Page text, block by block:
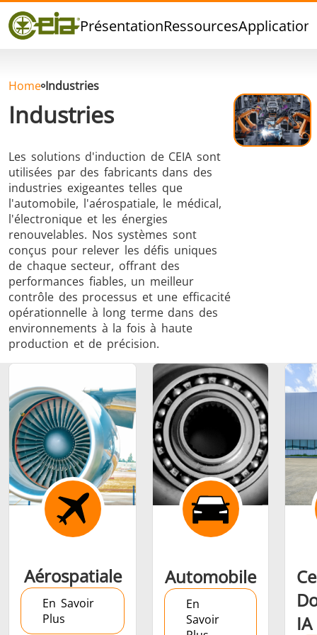
PrésentationRessources
Qualité
Événements
Brasage Argent Brasage Etain
Brasage
Aluminium
Thermoscellage
Frettage
Générateur et
Contrôleur
Générateurs
Home Industries
Industries
Les solutions d'induction de CEIA sont
utilisées par des fabricants dans des
industries exigeantes telles que
l'automobile, l'aérospatiale, le médical,
l'électronique et les énergies
renouvelables. Nos systèmes sont
conçus pour relever les défis uniques
de chaque secteur, offrant des
performances fiables, un meilleur
contrôle des processus et une efficacité
opérationnelle à long terme dans des
environnements à la fois à haute
production et de précision.
Aérospatiale
En Savoir
Plus
Automobile
En
Savoir
IA